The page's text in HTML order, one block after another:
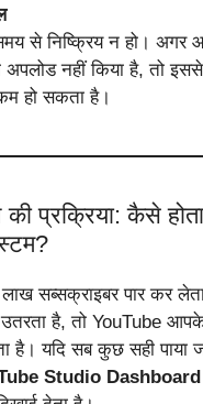
से निष्क्रिय न हो। अगर
अपलोड नहीं किया है, तो
हो सकता है।
प्रक्रिया: कैसे
सब्सक्राइबर पार कर
उतरता है, तो YouTube
है। यदि सब कुछ सही पाया
Studio Dashboard